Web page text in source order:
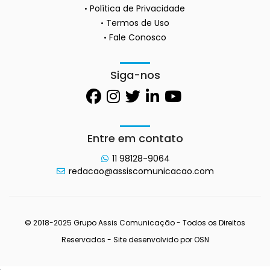
Política de Privacidade
Termos de Uso
Fale Conosco
Siga-nos
Entre em contato
11 98128-9064
redacao@assiscomunicacao.com
© 2018-2025 Grupo Assis Comunicação - Todos os Direitos
Reservados - Site desenvolvido porOSN